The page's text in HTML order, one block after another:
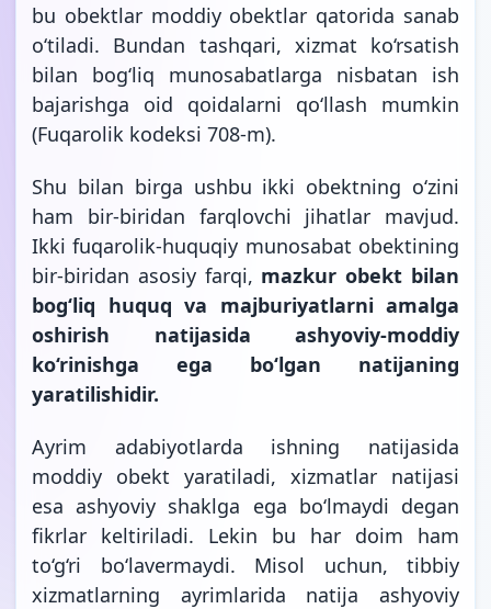
bu obektlar moddiy obektlar qatorida sanab
o‘tiladi. Bundan tashqari, xizmat ko‘rsatish
bilan bog‘liq munosabatlarga nisbatan ish
bajarishga oid qoidalarni qo‘llash mumkin
(Fuqarolik kodeksi 708-m).
Shu bilan birga ushbu ikki obektning o‘zini
ham bir-biridan farqlovchi jihatlar mavjud.
Ikki fuqarolik-huquqiy munosabat obektining
bir-biridan asosiy farqi, mazkur obekt bilan
bog‘liq huquq va majburiyatlarni amalga
oshirish natijasida ashyoviy-moddiy
ko‘rinishga ega bo‘lgan natijaning
yaratilishidir.
Ayrim adabiyotlarda ishning natijasida
moddiy obekt yaratiladi, xizmatlar natijasi
esa ashyoviy shaklga ega bo‘lmaydi degan
fikrlar keltiriladi. Lekin bu har doim ham
to‘g‘ri bo‘lavermaydi. Misol uchun, tibbiy
xizmatlarning ayrimlarida natija ashyoviy